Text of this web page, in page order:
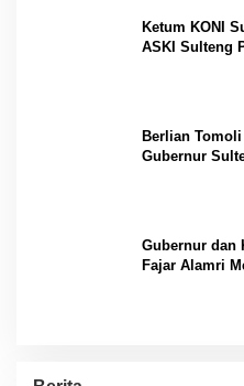
Ketum KONI
ASKI Sulteng
Berlian
Gubernur
Gubernur dan
Fajar Alamri